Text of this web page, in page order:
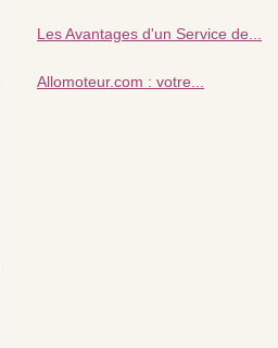
Les Avantages d'un Service de...
Allomoteur.com : votre...